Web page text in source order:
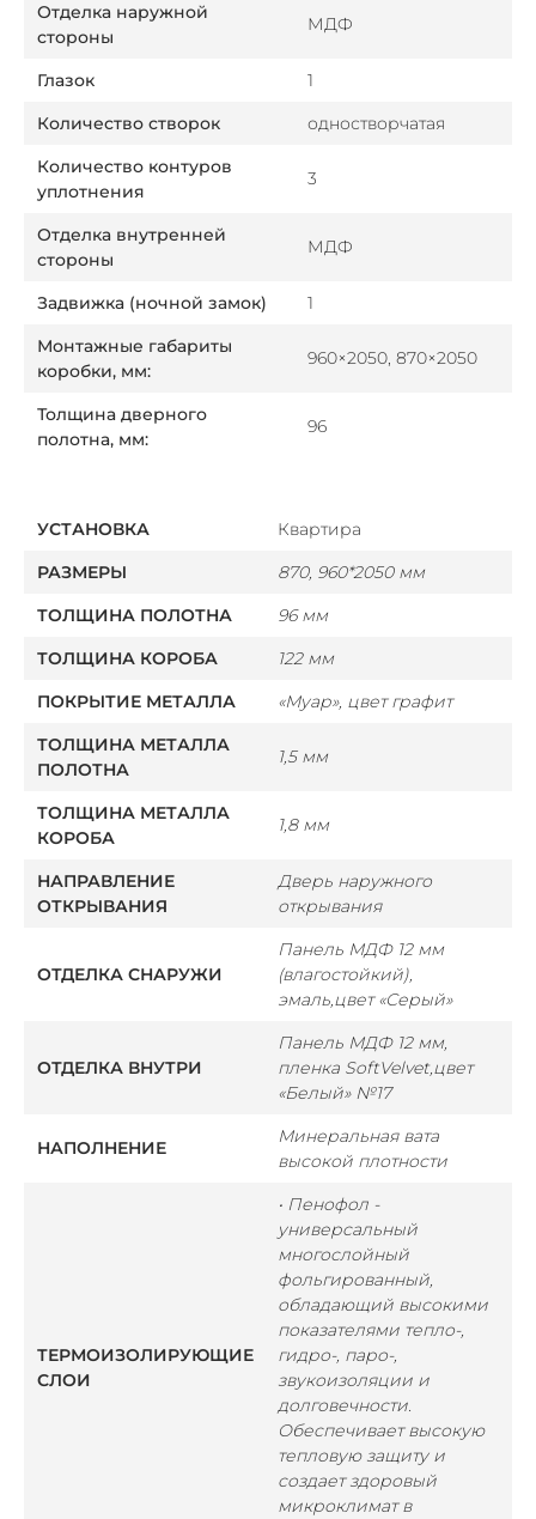
Отделка наружной
стороны
МДФ
Глазок
1
Количество створок
одностворчатая
Количество контуров
уплотнения
3
Отделка внутренней
стороны
МДФ
Задвижка (ночной замок)
1
Монтажные габариты
коробки, мм:
960×2050, 870×2050
Толщина дверного
полотна, мм:
96
УСТАНОВКА
Квартира
РАЗМЕРЫ
870, 960*2050 мм
ТОЛЩИНА ПОЛОТНА
96 мм
ТОЛЩИНА КОРОБА
122 мм
ПОКРЫТИЕ МЕТАЛЛА
«Муар», цвет графит
ТОЛЩИНА МЕТАЛЛА
ПОЛОТНА
1,5 мм
ТОЛЩИНА МЕТАЛЛА
КОРОБА
1,8 мм
НАПРАВЛЕНИЕ
ОТКРЫВАНИЯ
Дверь наружного
открывания
ОТДЕЛКА СНАРУЖИ
Панель МДФ 12 мм
(влагостойкий),
эмаль,цвет «Серый»
ОТДЕЛКА ВНУТРИ
Панель МДФ 12 мм,
пленка SoftVelvet,цвет
«Белый» №17
НАПОЛНЕНИЕ
Минеральная вата
высокой плотности
ТЕРМОИЗОЛИРУЮЩИЕ
СЛОИ
• Пенофол -
универсальный
многослойный
фольгированный,
обладающий высокими
показателями тепло-,
гидро-, паро-,
звукоизоляции и
долговечности.
Обеспечивает высокую
тепловую защиту и
создает здоровый
микроклимат в